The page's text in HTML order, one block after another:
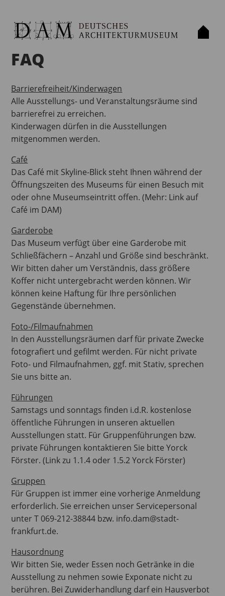
FAQ
Barrierefreiheit/Kinderwagen
Alle Ausstellungs- und Veranstaltungsräume sind
barrierefrei zu erreichen.
Kinderwagen dürfen in die Ausstellungen
mitgenommen werden.
Café
Das Café mit Skyline-Blick steht Ihnen während der
Öffnungszeiten des Museums für einen Besuch mit
oder ohne Museumseintritt offen. (Mehr: Link auf
Café im DAM)
Garderobe
Das Museum verfügt über eine Garderobe mit
Schließfächern – Anzahl und Größe sind beschränkt.
Wir bitten daher um Verständnis, dass größere
Koffer nicht untergebracht werden können. Wir
können keine Haftung für Ihre persönlichen
Gegenstände übernehmen.
Foto-/Filmaufnahmen
In den Ausstellungsräumen darf für private Zwecke
fotografiert und gefilmt werden. Für nicht private
Foto- und Filmaufnahmen, ggf. mit Stativ, sprechen
Sie uns bitte an.
Führungen
Samstags und sonntags finden i.d.R. kostenlose
öffentliche Führungen in unseren aktuellen
Ausstellungen statt. Für Gruppenführungen bzw.
private Führungen kontaktieren Sie bitte Yorck
Förster. (Link zu 1.1.4 oder 1.5.2 Yorck Förster)
Gruppen
Für Gruppen ist immer eine vorherige Anmeldung
erforderlich. Sie erreichen unser Servicepersonal
unter T 069-212-38844 bzw. info.dam@stadt-
frankfurt.de.
Hausordnung
Wir bitten Sie, weder Essen noch Getränke in die
Ausstellung zu nehmen sowie Exponate nicht zu
berühren. Bei Zuwiderhandlung darf ein Hausverbot